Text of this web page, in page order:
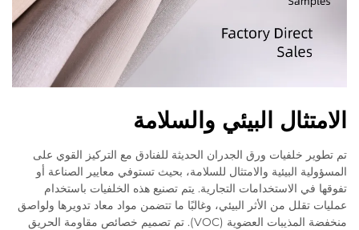
الامتثال البيئي والسلامة
تم تطوير خلفيات ورق الجدران الحديثة للفنادق مع التركيز القوي على
المسؤولية البيئية والامتثال للسلامة، بحيث تستوفي معايير الصناعة أو
تفوقها في الاستخدامات التجارية. يتم تصنيع هذه الخلفيات باستخدام
عمليات تقلل من الأثر البيئي، وغالبًا ما تتضمن مواد معاد تدويرها ولواصق
منخفضة المذيبات العضوية (VOC). تم تصميم خصائص مقاومة الحريق